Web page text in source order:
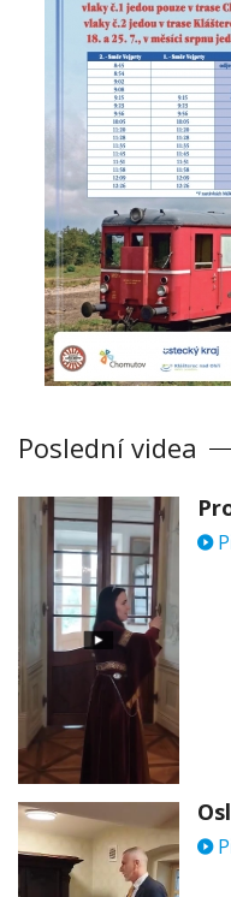
Poslední videa